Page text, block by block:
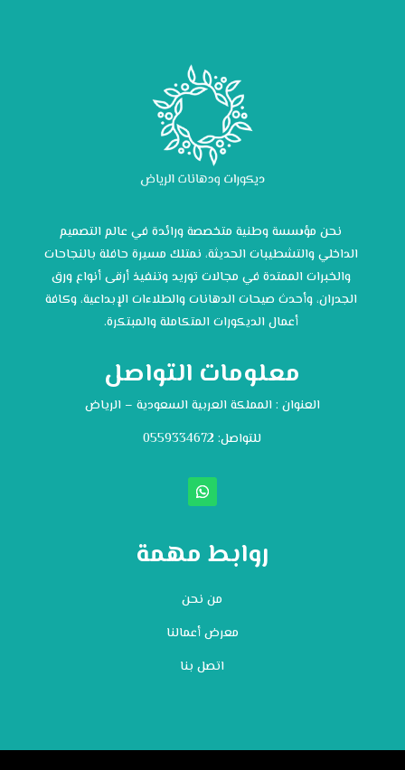
نحن مؤسسة وطنية متخصصة ورائدة في عالم التصميم
الداخلي والتشطيبات الحديثة، نمتلك مسيرة حافلة بالنجاحات
والخبرات الممتدة في مجالات توريد وتنفيذ أرقى أنواع ورق
الجدران، وأحدث صيحات الدهانات والطلاءات الإبداعية، وكافة
أعمال الديكورات المتكاملة والمبتكرة.
معلومات التواصل
العنوان : المملكة العربية السعودية – الرياض
للتواصل: ⁦0559334672
روابط مهمة
من نحن
معرض أعمالنا
اتصل بنا